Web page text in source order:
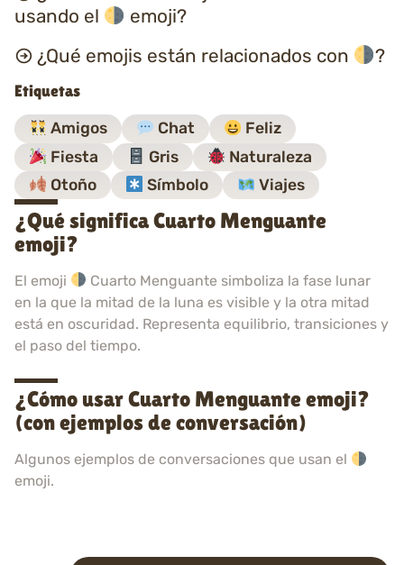
usando el
emoji?
¿Qué emojis están relacionados con
?
Etiquetas
Amigos Chat
Feliz
Fiesta
Gris
Naturaleza
Otoño
Símbolo Viajes
¿Qué significa Cuarto Menguante
emoji?
El emoji
Cuarto Menguante simboliza la fase lunar
en la que la mitad de la luna es visible y la otra mitad
está en oscuridad. Representa equilibrio, transiciones y
el paso del tiempo.
¿Cómo usar Cuarto Menguante emoji?
(con ejemplos de conversación)
Algunos ejemplos de conversaciones que usan el
emoji.